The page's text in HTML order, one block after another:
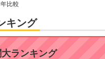
比較
キング
ランキング